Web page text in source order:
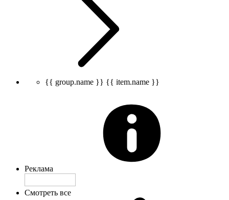
{{ group.name }} {{ item.name }}
Реклама
Смотреть все